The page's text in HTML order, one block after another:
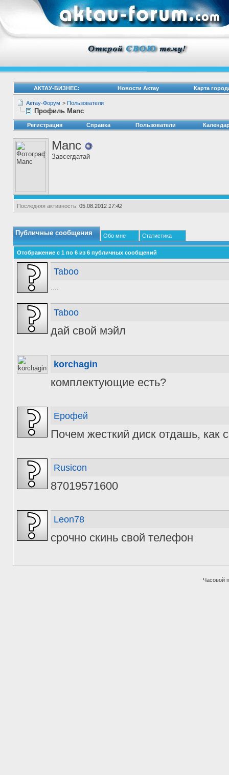
АКТАУ-БИЗНЕС: Новости Актау Карта
Актау-Форум > Пользователи
Профиль Manc
Регистрация Справка Пользователи
Manc
Завсегдатай
Последняя активность: 05.08.2012 17:42
Публичные сообщения Обо мне Статистика
Отображение с 1 по 6 из 6 публичных сообщений
Taboo
....
Taboo
дай свой мэйл
korchagin
комплектующие есть?
Ерофей
Почем жесткий диск отдашь, как
Rusicon
87019571600
Leon78
срочно скинь свой телефон
Часовой